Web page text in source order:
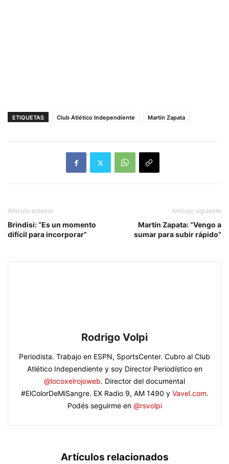
ETIQUETAS Club Atlético Independiente Martín Zapata
Artículo anterior
Brindisi: “Es un momento
difícil para incorporar”
Artículo siguiente
Martín Zapata: “Vengo a
sumar para subir rápido”
Rodrigo Volpi
Periodista. Trabajo en ESPN, SportsCenter. Cubro al Club
Atlético Independiente y soy Director Periodístico en
@locoxelrojoweb. Director del documental
#ElColorDeMiSangre. EX Radio 9, AM 1490 y Vavel.com.
Podés seguirme en @rsvolpi
Artículos relacionados